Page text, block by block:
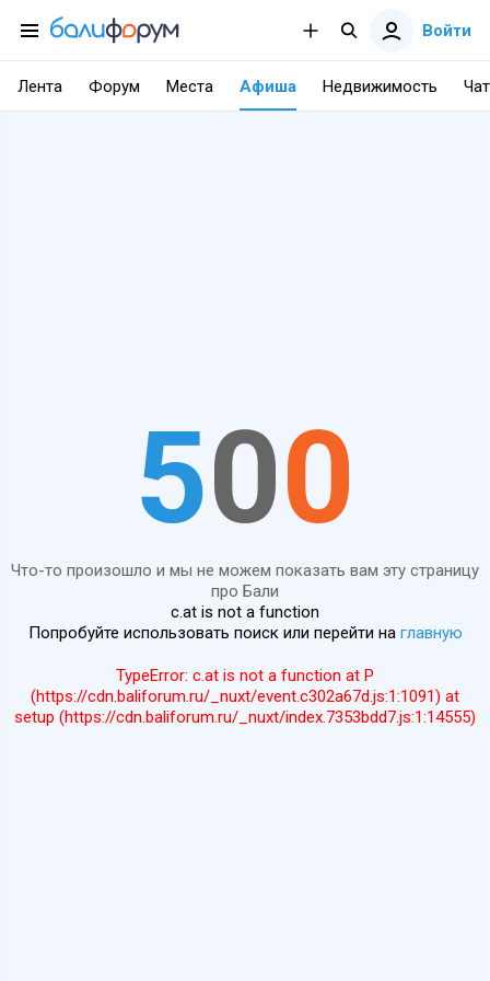
Войти
Лента Форум Места Афиша Недвижимость Чат
500
Что-то произошло и мы не можем показать вам эту страницу
про Бали
c.at is not a function
Попробуйте использовать поиск или перейти на главную
TypeError: c.at is not a function at P
(https://cdn.baliforum.ru/_nuxt/event.c302a67d.js:1:1091) at
setup (https://cdn.baliforum.ru/_nuxt/index.7353bdd7.js:1:14555)